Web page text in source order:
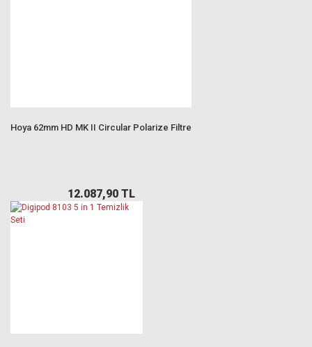
Hoya 62mm HD MK II Circular Polarize Filtre
12.087,90 TL